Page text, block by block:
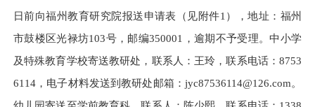
日前向福州教育研究院报送申请表（见附件1），地址：福州
市鼓楼区光禄坊103号，邮编350001，逾期不予受理。中小学
及特殊教育学校寄送教研处，联系人：王玲，联系电话：8753
6114，电子材料发送到教研处邮箱：jyc87536114@126.com。